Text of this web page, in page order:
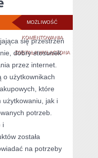
MOŻLIWOŚĆ
KOMENTOWANIAPORADNIKI
I
TUTORIALE
ZOSTAŁA WYŁĄCZONA
się przestrzeń
dobry stosunek
przez internet.
o użytkownikach
które
użytkowaniu, jak i
potrzeb.
i
została
na potrzeby